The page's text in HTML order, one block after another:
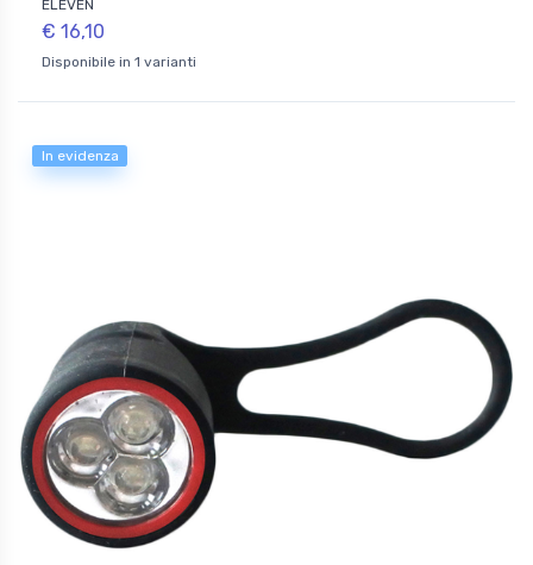
ELEVEN
€ 16,10
Disponibile in 1 varianti
In evidenza